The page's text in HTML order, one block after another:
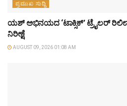
ಪ್ರಮುಖ ಸುದ್ದಿ
ಯಶ್‌ ಅಭಿನಯದ ‘ಟಾಕ್ಸಿಕ್’ ಟ್ರೈಲರ್
ನಿರೀಕ್ಷೆ
AUGUST 09, 2026 01:08 AM